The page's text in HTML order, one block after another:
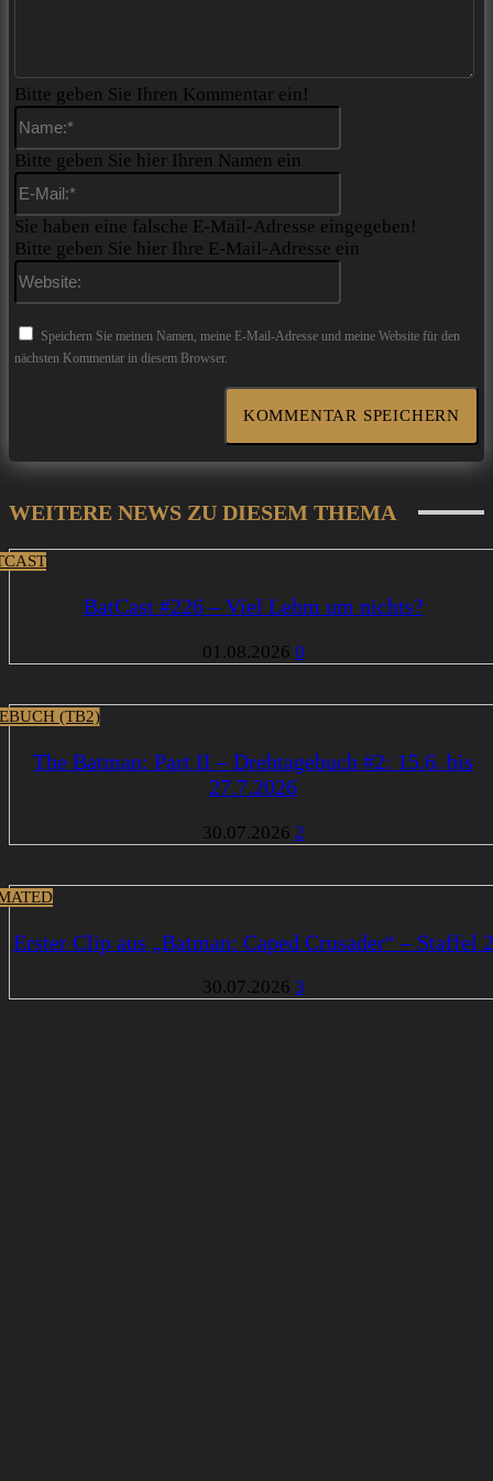
Bitte geben Sie Ihren Kommentar ein!
Bitte geben Sie hier Ihren Namen ein
Sie haben eine falsche E-Mail-Adresse eingegeben!
Bitte geben Sie hier Ihre E-Mail-Adresse ein
Speichern Sie meinen Namen, meine E-Mail-Adresse und meine Website für den
nächsten Kommentar in diesem Browser.
WEITERE NEWS ZU DIESEM THEMA
BatCast #226 – Viel Lehm um nichts?
01.08.2026 0
(TB2)
The Batman: Part II – Drehtagebuch #2: 15.6. bis
27.7.2026
30.07.2026 2
Erster Clip aus „Batman: Caped Crusader“ – Staffel 2
30.07.2026 3